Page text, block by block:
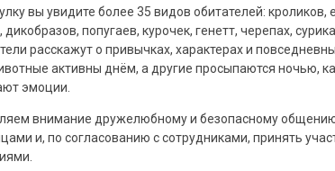
вы увидите более 35 видов обитателей: кроликов,
попугаев, курочек, генетт, черепах,
расскажут о привычках, характерах и
активны днём, а другие просыпаются ночью,
эмоции.
внимание дружелюбному и безопасному
и, по согласованию с сотрудниками, принять